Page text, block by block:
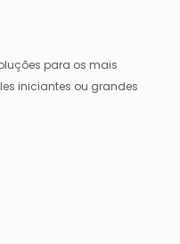
para os mais
iniciantes ou grandes